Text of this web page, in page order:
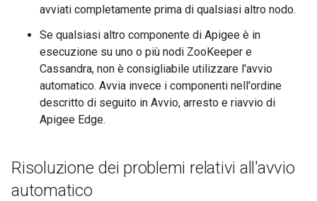
avviati completamente prima di qualsiasi altro nodo.
Se qualsiasi altro componente di Apigee è in
esecuzione su uno o più nodi ZooKeeper e
Cassandra, non è consigliabile utilizzare l'avvio
automatico. Avvia invece i componenti nell'ordine
descritto di seguito in Avvio, arresto e riavvio di
Apigee Edge.
Risoluzione dei problemi relativi all'avvio
automatico